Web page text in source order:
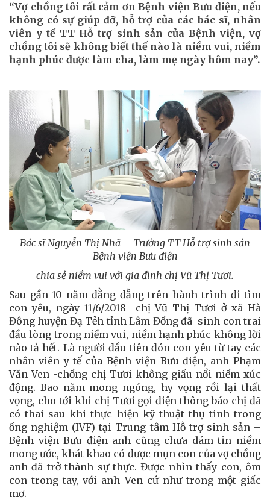
“Vợ chồng tôi rất cảm ơn Bệnh viện Bưu điện, nếu
không có sự giúp đỡ, hỗ trợ của các bác sĩ, nhân
viên y tế TT Hỗ trợ sinh sản của Bệnh viện, vợ
chồng tôi sẽ không biết thế nào là niềm vui, niềm
hạnh phúc được làm cha, làm mẹ ngày hôm nay”.
Bác sĩ Nguyễn Thị Nhã – Trưởng TT Hỗ trợ sinh sản
Bệnh viện Bưu điện
chia sẻ niềm vui với gia đình chị Vũ Thị Tươi.
Sau gần 10 năm đằng đẵng trên hành trình đi tìm
con yêu, ngày 11/6/2018 chị Vũ Thị Tươi ở xã Hà
Đông huyện Đạ Tẻh tỉnh Lâm Đồng đã sinh con trai
đầu lòng trong niềm vui, niềm hạnh phúc không lời
nào tả hết. Là người đầu tiên đón con yêu từ tay các
nhân viên y tế của Bệnh viện Bưu điện, anh Phạm
Văn Ven -chồng chị Tươi không giấu nổi niềm xúc
động. Bao năm mong ngóng, hy vọng rồi lại thất
vọng, cho tới khi chị Tươi gọi điện thông báo chị đã
có thai sau khi thực hiện kỹ thuật thụ tinh trong
ống nghiệm (IVF) tại Trung tâm Hỗ trợ sinh sản –
Bệnh viện Bưu điện anh cũng chưa dám tin niềm
mong ước, khát khao có được mụn con của vợ chồng
anh đã trở thành sự thực. Được nhìn thấy con, ôm
con trong tay, với anh Ven cứ như trong một giấc
mơ.